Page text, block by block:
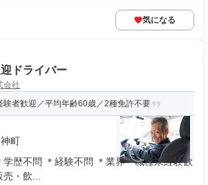
気になる
ドライバー
会社
験者歓迎／平均年齢60歳／2種免許不要
町
歴不問 ＊経験不問 ＊業界・職種未経験歓
・飲...